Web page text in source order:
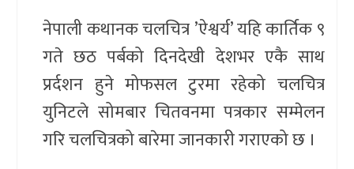
नेपाली कथानक चलचित्र ’ऐश्वर्य’ यहि कार्तिक ९
गते छठ पर्बको दिनदेखी देशभर एकै साथ
प्रर्दशन हुने मोफसल टुरमा रहेको चलचित्र
युनिटले सोमबार चितवनमा पत्रकार सम्मेलन
गरि चलचित्रको बारेमा जानकारी गराएको छ ।